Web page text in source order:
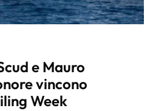
e Mauro
vincono
Week